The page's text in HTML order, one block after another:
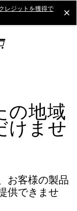
レジットを獲得で
の地域
けませ
お客様の製品
供できませ